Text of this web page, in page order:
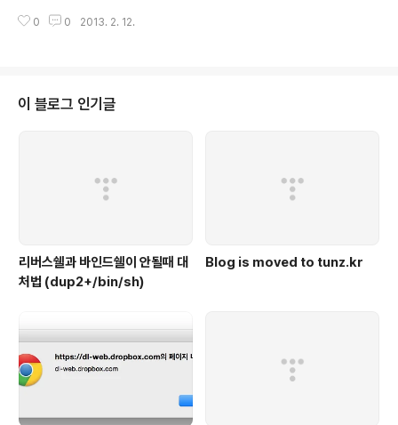
0 0 2013. 2. 12.
이 블로그 인기글
리버스쉘과 바인드쉘이 안될때 대
처법 (dup2+/bin/sh)
Blog is moved to tunz.kr